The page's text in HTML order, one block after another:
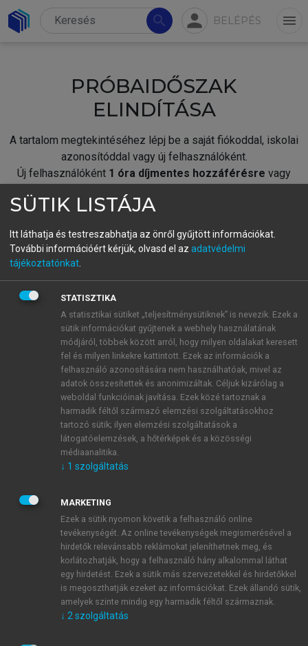
search person BELÉPÉS menu
PRÓBAIDŐSZAK
ELINDÍTÁSA
A tartalom megtekintéséhez lépj be a saját fiókoddal, iskolai
azonosítóddal vagy új felhasználóként.
Új felhasználóként 1 óra díjmentes hozzáférésre vagy
fiókoddal,vagy hozz létre új fiókot.
A regisztráció után apróbaidőszakautomatikusan
BELÉPÉS SAJÁT FIÓKKAL
ÚJ FIÓK LÉTREHOZÁSA
1 óra díjmentes hozzáférés
E-MAIL-CÍM
JELSZÓ
JELSZÓ ÚJRA
Kérek értesítést a MeRSZ újdonságairól, akcióiról.
Kérek értesítést az Akadémiai Kiadó Zrt. újdonságairól,
SÜTIK LISTÁJA
Itt láthatja és testreszabhatja az önről gyűjtött információkat.
További információért kérjük, olvasd el az adatvédelmi
tájékoztatónkat
STATISZTIKA
A statisztikai sütiket „teljesítménysütiknek” is nevezik. Ezek a
sütik információkat gyűjtenek a webhely használatának
módjáról, többek között arról, hogy milyen oldalakat keresett
fel és milyen linkekre kattintott. Ezek az információk a
felhasználó azonosítására nem használhatóak, mivel az
adatok összesítettek és anonimizáltak. Céljuk kizárólag a
weboldal funkcióinak javítása. Ezek közé tartoznak a
harmadik féltől származó elemzési szolgáltatásokhoz
tartozó sütik; ilyen elemzési szolgáltatások a
látogatóelemzések, a hőtérképek és a közösségi
médiaanalitika.
↓ 1 szolgáltatás
MARKETING
Ezek a sütik nyomon követik a felhasználó online
tevékenységét. Az online tevékenységek megismerésével a
hirdetők relevánsabb reklámokat jeleníthetnek meg, és
korlátozhatják, hogy a felhasználó hány alkalommal láthat
egy hirdetést. Ezek a sütik más szervezetekkel és hirdetőkkel
is megoszthatják ezeket az információkat. Ezek állandó sütik,
amelyek szinte mindig egy harmadik féltől származnak.
↓ 2 szolgáltatás